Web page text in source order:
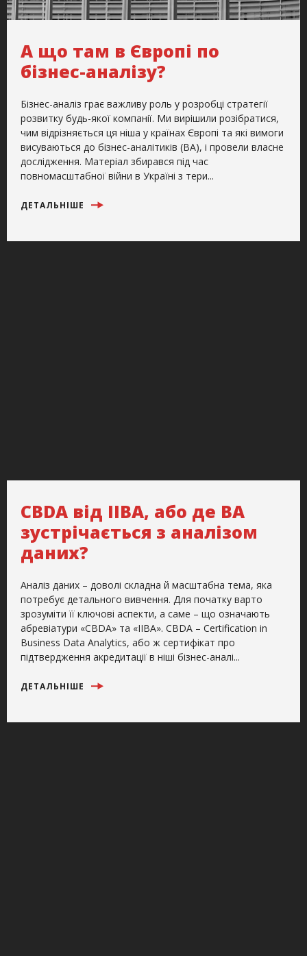
А що там в Європі по
бізнес-аналізу?
Бізнес-аналіз грає важливу роль у розробці стратегії
розвитку будь-якої компанії. Ми вирішили розібратися,
чим відрізняється ця ніша у країнах Європі та які вимоги
висуваються до бізнес-аналітиків (BA), і провели власне
дослідження. Матеріал збирався під час
повномасштабної війни в Україні з тери...
ДЕТАЛЬНІШЕ
CBDA від IIBA, або де BA
зустрічається з аналізом
даних?
Аналіз даних – доволі складна й масштабна тема, яка
потребує детального вивчення. Для початку варто
зрозуміти її ключові аспекти, а саме – що означають
абревіатури «CBDA» та «IIBA». CBDA – Certification in
Business Data Analytics, або ж сертифікат про
підтвердження акредитації в ніші бізнес-аналі...
ДЕТАЛЬНІШЕ